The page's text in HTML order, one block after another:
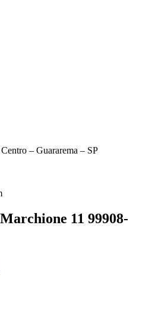
– Guararema – SP
11 99908-